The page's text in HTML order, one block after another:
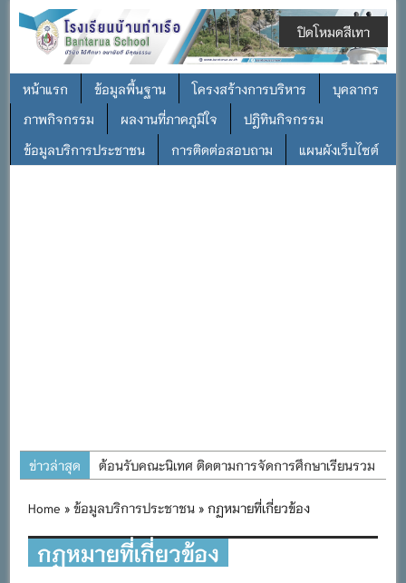
หน้าแรก ข้อมูลพื้นฐาน โครงสร้างการบริหาร
บุคลากร
ภาพกิจกรรม
ผลงานที่ภาคภูมิใจ
ปฎิทินกิจกรรม
ข้อมูลบริการประชาชน
การติดต่อสอบถาม แผนผังเว็บไซต์
ข่าวล่าสุด
ต้อนรับคณะนิเทศ ติดตามการจัดการศึกษาเรียนรวม
การอบรมการจัดทำแผนพัฒนาการจัดการศึกษาและ
แผนปฏิบัติการประจำปีของโรงเรียนในสังกัด
สำนักงานเขตพื้นที่การศึกษาประถมศึกษาภูเก็ต
Home »ข้อมูลบริการประชาชน » กฏหมายที่เกี่ยวข้อง
กฏหมายที่เกี่ยวข้อง
ปิดโหมดสีเทา